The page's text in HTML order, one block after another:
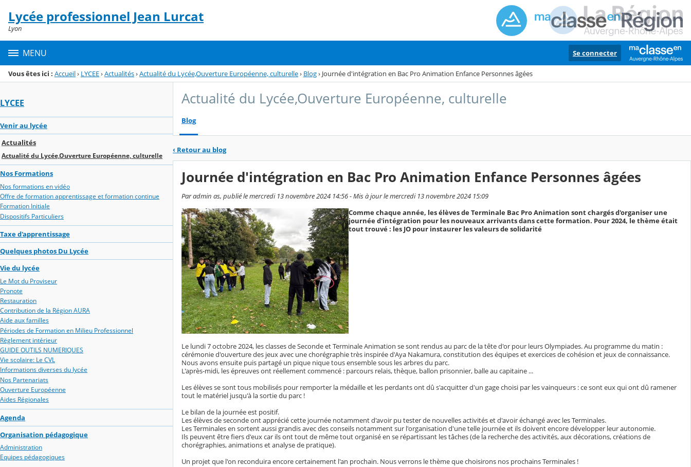
Menu de la rubrique
Contenu
Lycée professionnel Jean Lurcat
Lyon
MENU Se connecter
Vous êtes ici : Accueil› LYCEE›Actualités›Actualité du Lycée,Ouverture Européenne, culturelle› Blog› Journée d'intégration en Bac Pro Animation Enfance Personnes âgées
LYCEE
Venir au lycée
Actualités
Actualité du Lycée,Ouverture Européenne, culturelle
Nos Formations
Nos formations en vidéo
Offre de formation apprentissage et formation continue
Formation Initiale
Dispositifs Particuliers
Taxe d'apprentissage
Quelques photos Du Lycée
Vie du lycée
Le Mot du Proviseur
Pronote
Restauration
Contribution de la Région AURA
Aide aux familles
Périodes de Formation en Milieu Professionnel
Règlement intérieur
GUIDE OUTILS NUMERIQUES
Vie scolaire: Le CVL
Informations diverses du lycée
Nos Partenariats
Ouverture Européenne
Aides Régionales
Agenda
Organisation pédagogique
Administration
Equipes pédagogiques
Actualité du Lycée,Ouverture Européenne, culturelle
Blog
‹ Retour au blog
Journée d'intégration en Bac Pro Animation Enfance Personnes âgées
Par admin as, publié le mercredi 13 novembre 2024 14:56 - Mis à jour le mercredi 13 novembre 2024 15:09
Comme chaque année, les élèves de Terminale Bac Pro Animation sont chargés d'organiser une
journée d'intégration pour les nouveaux arrivants dans cette formation. Pour 2024, le thème était
tout trouvé : les JO pour instaurer les valeurs de solidarité
Le lundi 7 octobre 2024, les classes de Seconde et Terminale Animation se sont rendus au parc de la tête d'or pour leurs Olympiades. Au programme du matin :
cérémonie d'ouverture des jeux avec une chorégraphie très inspirée d'Aya Nakamura, constitution des équipes et exercices de cohésion et jeux de connaissance.
Nous avons ensuite puis partagé un pique nique tous ensemble sous les arbres du parc.
L'après-midi, les épreuves ont réellement commencé : parcours relais, thèque, ballon prisonnier, balle au capitaine ...
Les élèves se sont tous mobilisés pour remporter la médaille et les perdants ont dû s'acquitter d'un gage choisi par les vainqueurs : ce sont eux qui ont dû ramener
tout le matériel jusqu'à la sortie du parc !
Le bilan de la journée est positif.
Les élèves de seconde ont apprécié cette journée notamment d'avoir pu tester de nouvelles activités et d'avoir échangé avec les Terminales.
Les Terminales en sortent aussi grandis avec des conseils notamment sur l'organisation d'une telle journée et ils doivent encore développer leur autonomie.
Ils peuvent être fiers d'eux car ils ont tout de même tout organisé en se répartissant les tâches (de la recherche des activités, aux décorations, créations de
chorégraphies, animations et analyse de pratique).
Un projet que l'on reconduira encore certainement l'an prochain. Nous verrons le thème que choisirons nos prochains Terminales !